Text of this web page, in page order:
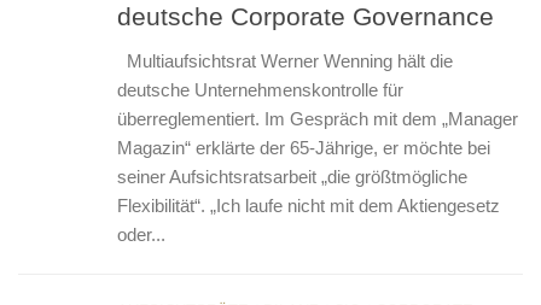
deutsche Corporate Governance
Multiaufsichtsrat Werner Wenning hält die
deutsche Unternehmenskontrolle für
überreglementiert. Im Gespräch mit dem „Manager
Magazin“ erklärte der 65-Jährige, er möchte bei
seiner Aufsichtsratsarbeit „die größtmögliche
Flexibilität“. „Ich laufe nicht mit dem Aktiengesetz
oder...